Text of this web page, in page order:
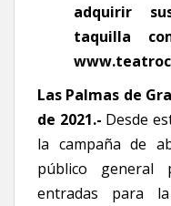
adquirir
taquilla
Las Palmas de
de 2021.- Desde
la campaña de
público
entradas para